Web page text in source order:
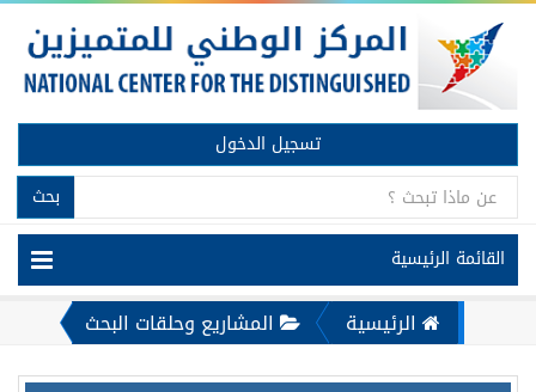
تسجيل الدخول
بحث
القائمة الرئيسية
الرئيسية المشاريع وحلقات البحث